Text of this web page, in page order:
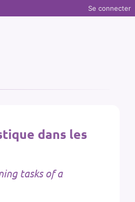
Se connecter
dans les
tasks of a